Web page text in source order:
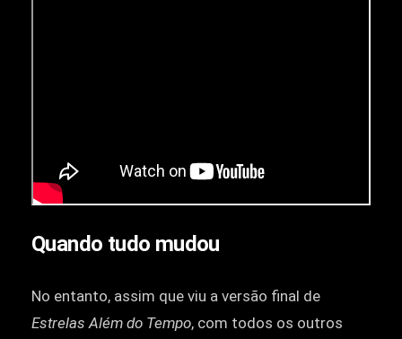
Quando tudo mudou
No entanto, assim que viu a versão final de
Estrelas Além do Tempo, com todos os outros